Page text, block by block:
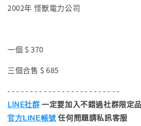
2002年 怪獸電力公司
一個 $ 370
三個合售 $ 685
- - - - - - - - - - - - - - - - - - - - - - - - -
LINE社群一定要加入不錯過社群限定品
官方LINE帳號 任何問題請私訊客服